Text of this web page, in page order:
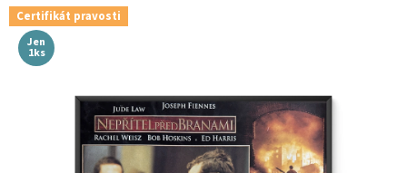
Certifikát pravosti
Jen
1ks